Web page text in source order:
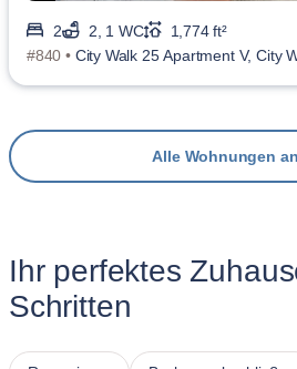
2 2, 1 WC
1,774 ft²
#840 • City Walk 25 Apartment V, City
Alle Wohnungen
Ihr perfektes
Schritten